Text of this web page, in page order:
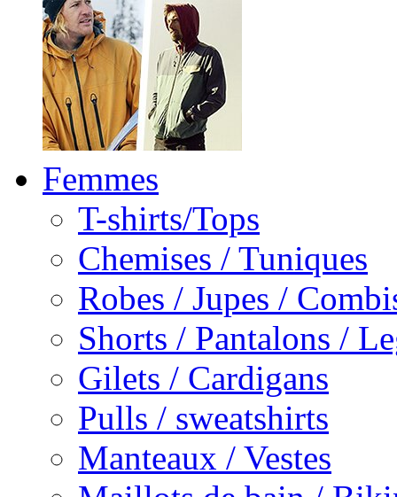
Femmes
T-shirts/Tops
Chemises / Tuniques
Robes / Jupes /
Shorts / Pantalons /
Gilets / Cardigans
Pulls / sweatshirts
Manteaux / Vestes